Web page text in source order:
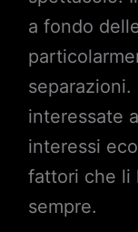
a fondo
interessate
interessi
fattori che li
sempre.